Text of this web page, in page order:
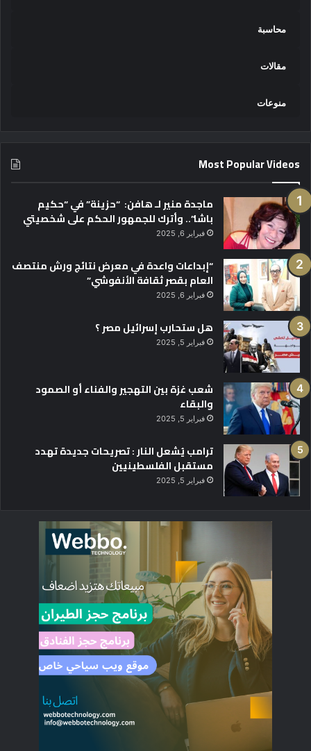
محاسبة
مقالات
منوعات
Most Popular Videos
ماجدة منير لـ هافن: “حزينة” في “حكيم
باشا”.. وأترك للجمهور الحكم على شخصيتي
فبراير 6, 2025
“إبداعات واعدة في معرض نتائج ورش منتصف
العام بقصر ثقافة الأنفوشي”
فبراير 6, 2025
هل ستحارب إسرائيل مصر ؟
فبراير 5, 2025
شعب غزة بين التهجير والفناء أو الصمود
والبقاء
فبراير 5, 2025
ترامب يُشعل النار : تصريحات جديدة تهدد
مستقبل الفلسطينيين
فبراير 5, 2025